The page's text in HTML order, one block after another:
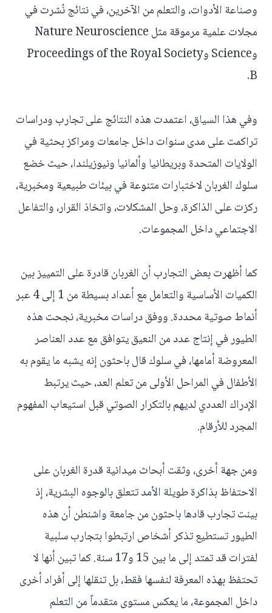
وصناعة الأدوات، والتعلم من الآخرين، في نتائج نُشرت في
مجلات علمية مرموقة مثل Nature Neuroscience
وScience وProceedings of the Royal Society
B.
وفي هذا السياق، اعتمدت هذه النتائج على تجارب ودراسات
تراكمت على مدى سنوات داخل جامعات ومراكز بحثية في
الولايات المتحدة وبريطانيا وألمانيا ونيوزيلندا، حيث خضع
سلوك الغربان لاختبارات متنوعة في بيئات طبيعية ومخبرية،
ركزت على الذاكرة، وحل المشكلات، واتخاذ القرار، والتفاعل
الاجتماعي داخل المجموعات.
كما أظهرت بعض التجارب أن الغربان قادرة على التمييز بين
الكميات الأساسية والتعامل مع أعداد بسيطة من 1 إلى 4 عبر
أنماط صوتية محددة. ووفق دراسات مخبرية، نجحت هذه
الطيور في إنتاج عدد من النعيق يتوافق مع عدد العناصر
المعروضة أمامها، في سلوك قال باحثون إنه يشبه ما يقوم به
الأطفال في المراحل الأولى من تعلم العد، حيث يرتبط
الإدراك العددي لديهم بالتكرار الصوتي قبل استيعاب المفهوم
المجرد للأرقام.
ومن جهة أخرى، وثقت أبحاث ميدانية قدرة الغربان على
الاحتفاظ بذاكرة طويلة الأمد تتعلق بالوجوه البشرية، إذ
بينت تجارب قادها باحثون من جامعة واشنطن أن هذه
الطيور تستطيع تذكر أشخاص ارتبطوا بتجارب سلبية
لفترات قد تمتد إلى ما بين 15 و17 سنة. كما تبين أنها لا
تحتفظ بهذه المعرفة لنفسها فقط، بل تنقلها إلى أفراد أخرى
داخل المجموعة، ما يعكس مستوى متقدماً من التعلم